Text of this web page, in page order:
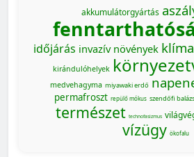
akkumulátorgyártás
időjárás invazív növények klíma
kirándulóhelyek
medvehagyma miyawaki erdő
permafroszt repülő mókus szendőfi balázs
természet technofasizmus
vízügy ökofalu